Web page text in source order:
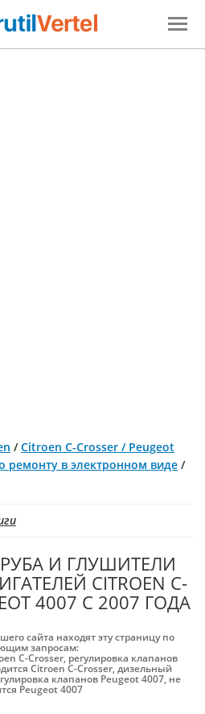
/Citroen C-Crosser / Peugeot
ремонту в электронном виде /
И ГЛУШИТЕЛИ
CITROEN C-
4007 С 2007 ГОДА
сайта находят эту страницу по
запросам:
C-Crosser, регулировка клапанов
Citroen C-Crosser,дизельный
клапанов Peugeot 4007, не
Peugeot 4007